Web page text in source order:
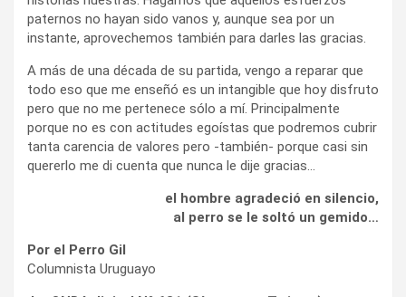
paternos no hayan sido vanos y, aunque sea por un
instante, aprovechemos también para darles las gracias.
A más de una década de su partida, vengo a reparar que
todo eso que me enseñó es un intangible que hoy disfruto
pero que no me pertenece sólo a mí. Principalmente
porque no es con actitudes egoístas que podremos cubrir
tanta carencia de valores pero -también- porque casi sin
quererlo me di cuenta que nunca le dije gracias…
el hombre agradeció en silencio,
al perro se le soltó un gemido…
Por el Perro Gil
Columnista Uruguayo